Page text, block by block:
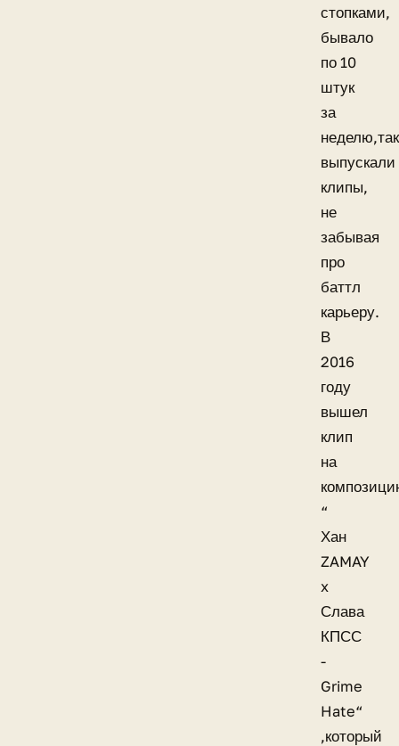
стопками,
бывало
по 10
штук
за
выпускали
клипы,
не
забывая
про
баттл
карьеру.
В
2016
году
вышел
клип
на
“
Хан
ZAMAY
x
Слава
КПСС
-
Grime
Hate“
,который